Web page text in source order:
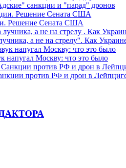
санкции и "парад" дронов
Решение Сената США
а не на стрелу". Как
напугал Москву: что это было
против РФ и дрон в